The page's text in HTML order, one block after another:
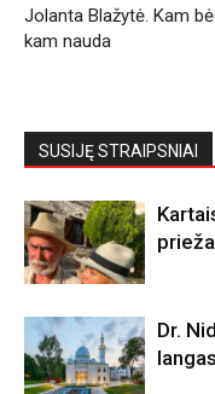
Jolanta Blažytė. Kam
kam nauda
SUSIJĘ STRAIPSNIAI
Dr.